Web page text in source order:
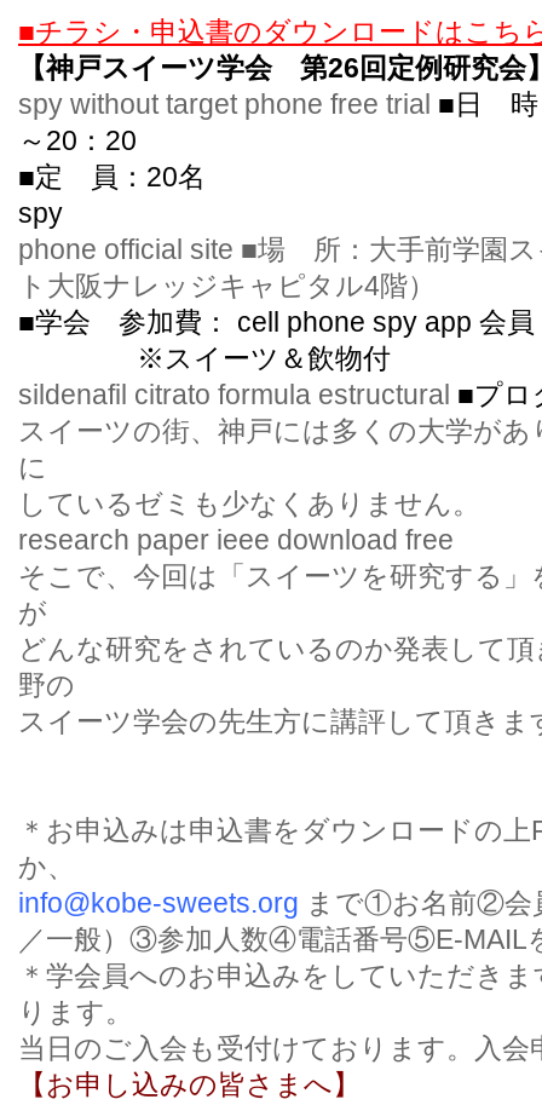
■チラシ・申込書のダウンロードはこち
【神戸スイーツ学会 第26回定例研究会
spy without target phone free trial ■日 時
～20：20
■定 員：20名
spy
phone official site ■場 所：大手前学園
ト大阪ナレッジキャピタル4階）
■学会 参加費： cell phone spy app 会
※スイーツ＆飲物付
sildenafil citrato formula estructural ■プロ
スイーツの街、神戸には多くの大学が
に
しているゼミも少なくありません。
research paper ieee download free
そこで、今回は「スイーツを研究する
が
どんな研究をされているのか発表して
野の
スイーツ学会の先生方に講評して頂きま
＊お申込みは申込書をダウンロードの
か、
info@kobe-sweets.org まで①お名前②会
／一般）③参加人数④電話番号⑤E-MAIL
＊学会員へのお申込みをしていただき
ります。
当日のご入会も受付けております。
入会
【お申し込みの皆さまへ】